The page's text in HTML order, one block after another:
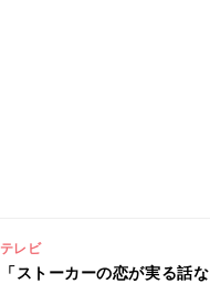
テレビ
「ストーカーの恋が実る話な